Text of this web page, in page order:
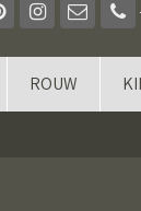
ROUW